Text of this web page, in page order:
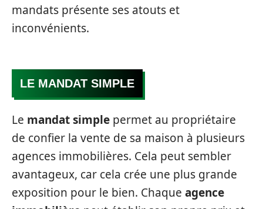
mandats présente ses atouts et
inconvénients.
LE MANDAT SIMPLE
Le mandat simple permet au propriétaire
de confier la vente de sa maison à plusieurs
agences immobilières. Cela peut sembler
avantageux, car cela crée une plus grande
exposition pour le bien. Chaque agence